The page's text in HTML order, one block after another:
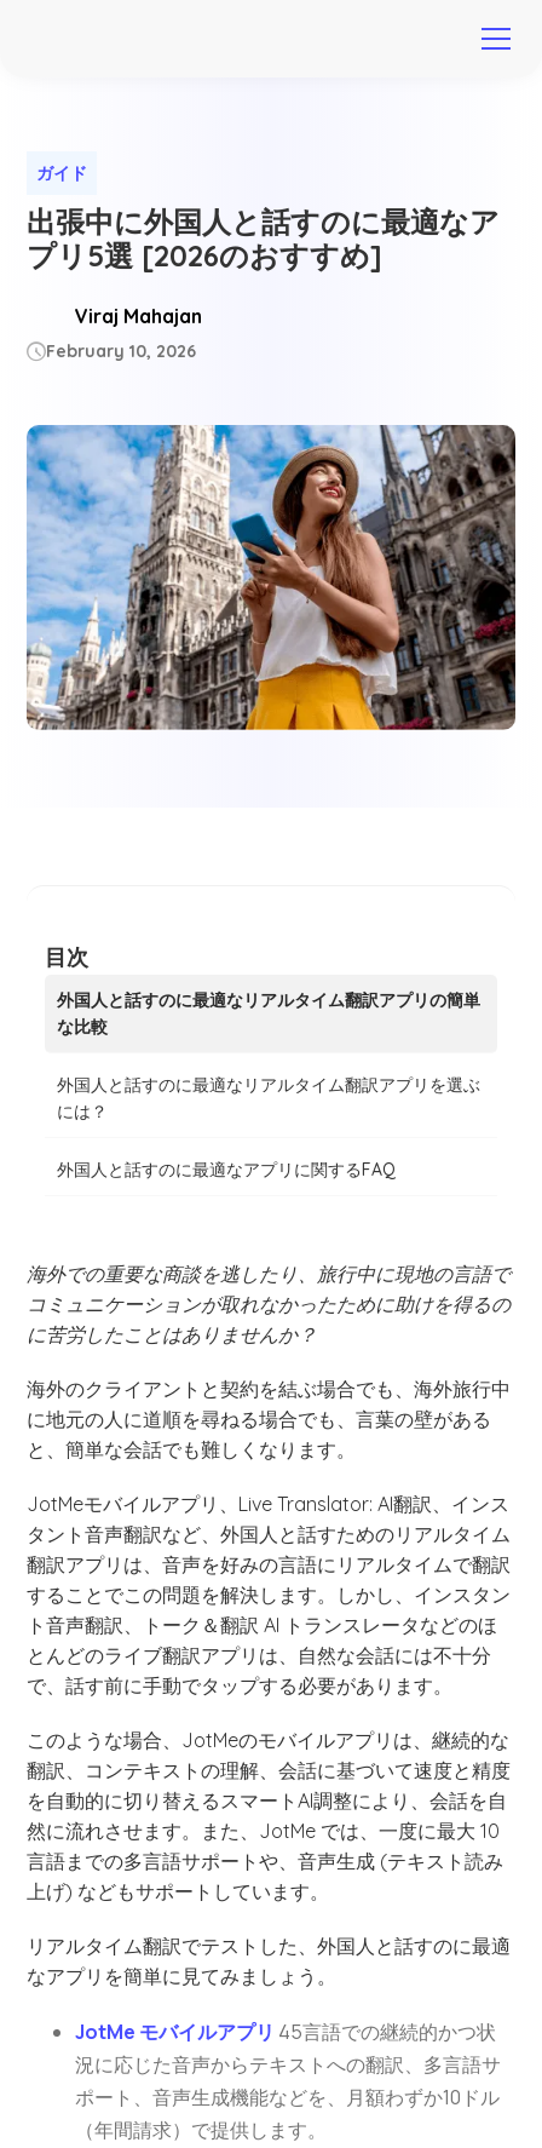
ガイド
出張中に外国人と話すのに最適なア
プリ5選 [2026のおすすめ]
Viraj Mahajan
February 10, 2026
目次
外国人と話すのに最適なリアルタイム翻訳アプリの簡単
な比較
外国人と話すのに最適なリアルタイム翻訳アプリを選ぶ
には？
外国人と話すのに最適なアプリに関するFAQ
海外での重要な商談を逃したり、旅行中に現地の言語で
コミュニケーションが取れなかったために助けを得るの
に苦労したことはありませんか？
海外のクライアントと契約を結ぶ場合でも、海外旅行中
に地元の人に道順を尋ねる場合でも、言葉の壁がある
と、簡単な会話でも難しくなります。
JotMeモバイルアプリ、Live Translator: AI翻訳、インス
タント音声翻訳など、外国人と話すためのリアルタイム
翻訳アプリは、音声を好みの言語にリアルタイムで翻訳
することでこの問題を解決します。しかし、インスタン
ト音声翻訳、トーク＆翻訳 AI トランスレータなどのほ
とんどのライブ翻訳アプリは、自然な会話には不十分
で、話す前に手動でタップする必要があります。
このような場合、JotMeのモバイルアプリは、継続的な
翻訳、コンテキストの理解、会話に基づいて速度と精度
を自動的に切り替えるスマートAI調整により、会話を自
然に流れさせます。また、JotMe では、一度に最大 10
言語までの多言語サポートや、音声生成 (テキスト読み
上げ) などもサポートしています。
リアルタイム翻訳でテストした、外国人と話すのに最適
なアプリを簡単に見てみましょう。
JotMe モバイルアプリ 45言語での継続的かつ状
況に応じた音声からテキストへの翻訳、多言語サ
ポート、音声生成機能などを、月額わずか10ドル
（年間請求）で提供します。